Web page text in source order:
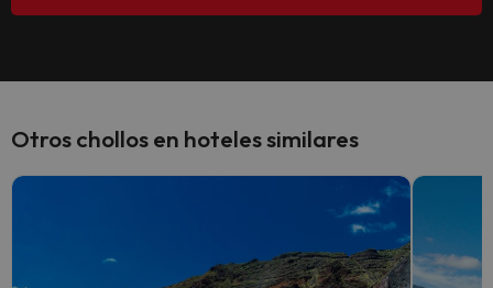
Otros chollos en hoteles similares